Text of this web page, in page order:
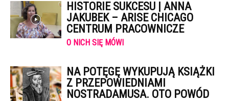
HISTORIE SUKCESU | ANNA
JAKUBEK – ARISE CHICAGO
CENTRUM PRACOWNICZE
O NICH SIĘ MÓWI
NA POTĘGĘ WYKUPUJĄ KSIĄŻKI
Z PRZEPOWIEDNIAMI
NOSTRADAMUSA. OTO POWÓD